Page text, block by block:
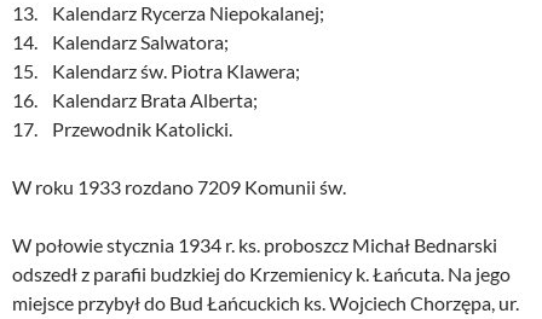
13. Kalendarz Rycerza Niepokalanej;
14. Kalendarz Salwatora;
15. Kalendarz św. Piotra Klawera;
16. Kalendarz Brata Alberta;
17. Przewodnik Katolicki.
W roku 1933 rozdano 7209 Komunii św.
W połowie stycznia 1934 r. ks. proboszcz Michał Bednarski
odszedł z parafii budzkiej do Krzemienicy k. Łańcuta. Na jego
miejsce przybył do Bud Łańcuckich ks. Wojciech Chorzępa, ur.